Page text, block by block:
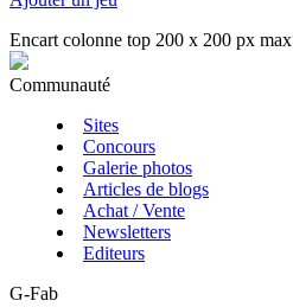
Encart colonne top 200 x 200 px max
Communauté
Sites
Concours
Galerie photos
Articles de blogs
Achat / Vente
Newsletters
Editeurs
G-Fab